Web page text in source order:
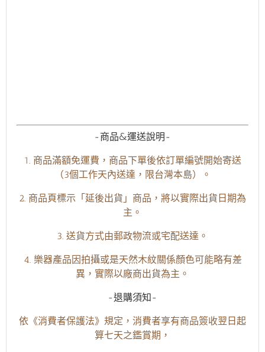
-商品&運送說明-
1. 商品滿額免運費，商品下單後依訂單編號開始寄送
（3個工作天內送達，限台灣本島）。
2. 商品頁標示「延後出貨」商品，將以實際出貨日期為
主。
3. 送貨方式由郵政物流或宅配送達。
4. 樂器產品因拍攝或是天然木紋關係顏色可能略有差
異，實際以廠商出貨為主。
-退購須知-
依《消費者保護法》規定，消費者享有商品簽收翌日起
算七天之鑑賞期，